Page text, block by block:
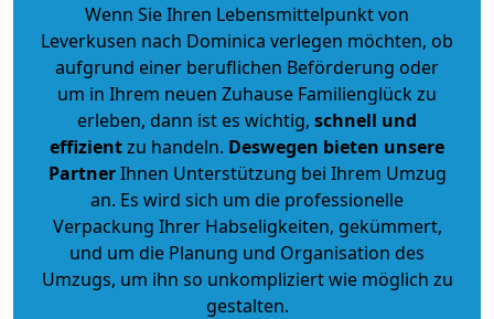
Wenn Sie Ihren Lebensmittelpunkt von
Leverkusen nach Dominica verlegen möchten, ob
aufgrund einer beruflichen Beförderung oder
um in Ihrem neuen Zuhause Familienglück zu
erleben, dann ist es wichtig, schnell und
effizientzu handeln. Deswegen bieten unsere
PartnerIhnen Unterstützung bei Ihrem Umzug
an. Es wird sich um die professionelle
Verpackung Ihrer Habseligkeiten, gekümmert,
und um die Planung und Organisation des
Umzugs, um ihn so unkompliziert wie möglich zu
gestalten.